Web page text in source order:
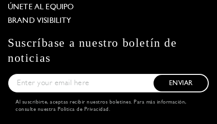
ÚNETE AL EQUIPO
BRAND VISIBILITY
Suscríbase a nuestro boletín de
noticias
ENVIAR
Al suscribirte, aceptas recibir nuestros boletines. Para más información,
consulte nuestra Política de Privacidad .